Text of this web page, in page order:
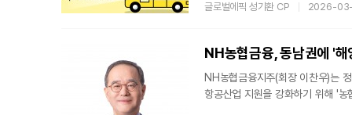
리와 외식업에 관심있는 청년들에
요한 맞춤형 지원을 제공함으로
글로벌에픽 성기환 CP 2026-
NH농협금융, 동남권에 '해
NH농협금융지주(회장 이찬우)는
항공산업 지원을 강화하기 위해 '